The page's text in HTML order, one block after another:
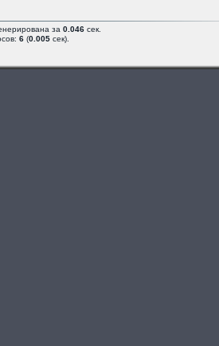
за 0.046 сек.
6 (0.005 сек).